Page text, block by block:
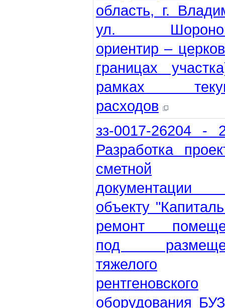
область, г.
ул.
ориентир –
границах
рамках
расходов
зз-0017-26204 -
Разработка
сметной
объекту
ремонт
под
тяжелого
рентгеновского
оборудования